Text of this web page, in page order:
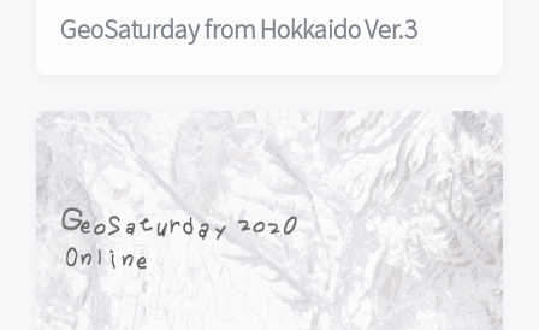
GeoSaturday from Hokkaido Ver.3